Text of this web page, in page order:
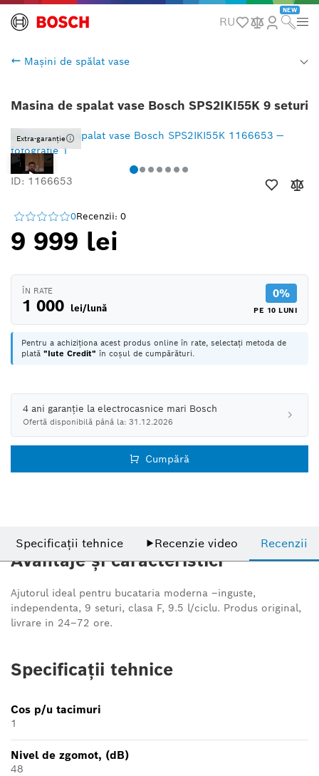
RU
NEW
Mașini de spălat vase
Masina de spalat vase Bosch SPS2IKI55K 9 seturi
Extra-garanție
ID: 1166653
0Recenzii: 0
9 999 lei
ÎN RATE
1 000 lei/lună
0%
PE 10 LUNI
Pentru a achiziționa acest produs online în rate, selectați metoda de
plată "Iute Credit" în coșul de cumpărături.
4 ani garanție la electrocasnice mari Bosch
Ofertă disponibilă până la: 31.12.2026
Cumpără
Specificații tehnice ▶Recenzie video Recenzii
Avantaje și caracteristici
Ajutorul ideal pentru bucataria moderna –inguste,
independenta, 9 seturi, clasa F, 9.5 l/ciclu. Produs original,
livrare in 24–72 ore.
Specificații tehnice
Cos p/u tacimuri
1
Nivel de zgomot, (dB)
48